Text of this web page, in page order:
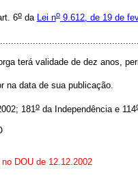
6oda Lei no9.612, de 19 de
terá validade de dez anos,
na data de sua publicação.
181oda Independência e 114
DOU de 12.12.2002